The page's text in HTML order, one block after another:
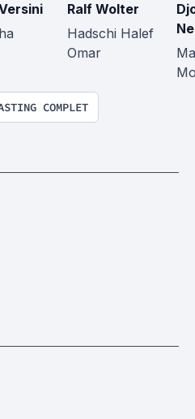
Ralf Wolter
Hadschi Halef
Omar
COMPLET